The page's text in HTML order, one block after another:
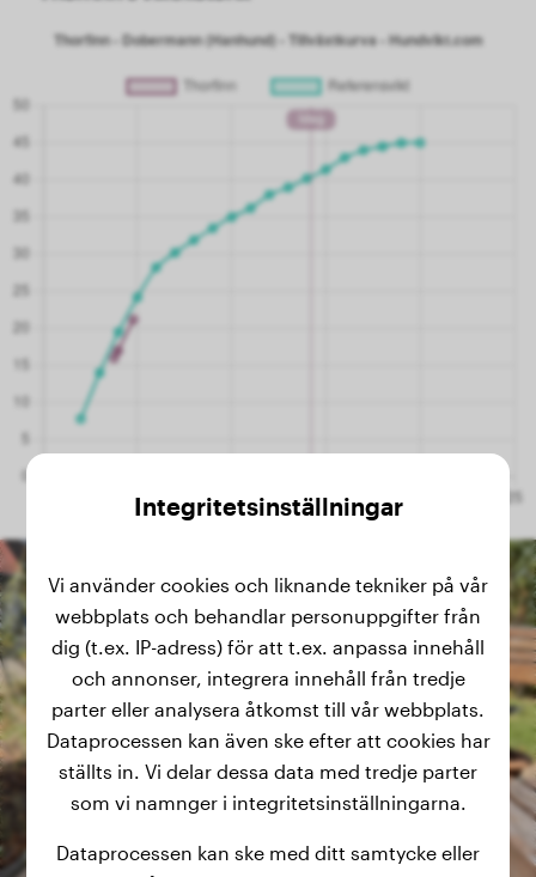
Integritetsinställningar
Vi använder cookies och liknande tekniker på vår
webbplats och behandlar personuppgifter från
dig (t.ex. IP-adress) för att t.ex. anpassa innehåll
och annonser, integrera innehåll från tredje
parter eller analysera åtkomst till vår webbplats.
Dataprocessen kan även ske efter att cookies har
ställts in. Vi delar dessa data med tredje parter
som vi namnger i integritetsinställningarna.
Dataprocessen kan ske med ditt samtycke eller